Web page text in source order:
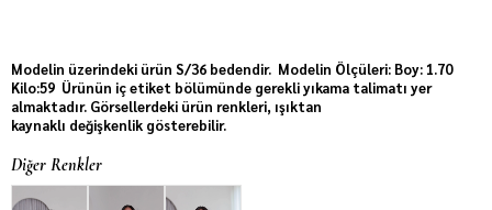
Modelin üzerindeki ürün S/36 bedendir. Modelin Ölçüleri: Boy: 1.70
Kilo:59 Ürünün iç etiket bölümünde gerekli yıkama talimatı yer
almaktadır. Görsellerdeki ürün renkleri, ışıktan
kaynaklı değişkenlik gösterebilir.
Diğer Renkler